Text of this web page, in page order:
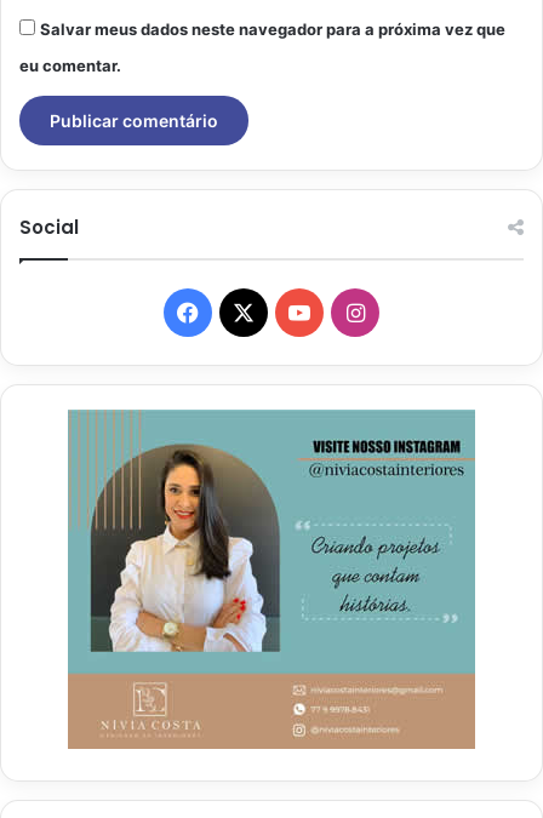
Salvar meus dados neste navegador para a próxima vez que
eu comentar.
Social
Facebook
X YouTubeInstagram